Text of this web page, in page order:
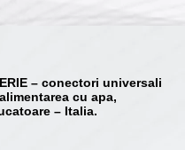
– conectori universali
cu apa,
– Italia.